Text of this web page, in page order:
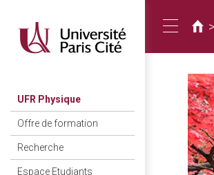
contenu
principal
UFR Physique
Offre de formation
Recherche
Espace Etudiants
êtes
ici
>